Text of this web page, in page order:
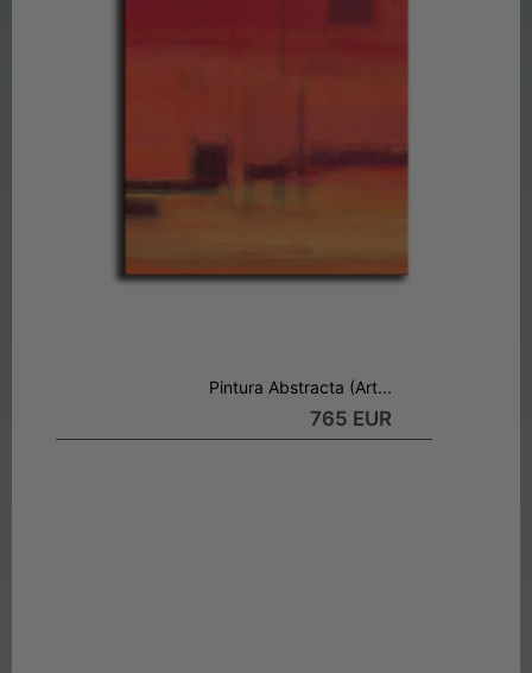
Pintura Abstracta (Art...
765 EUR